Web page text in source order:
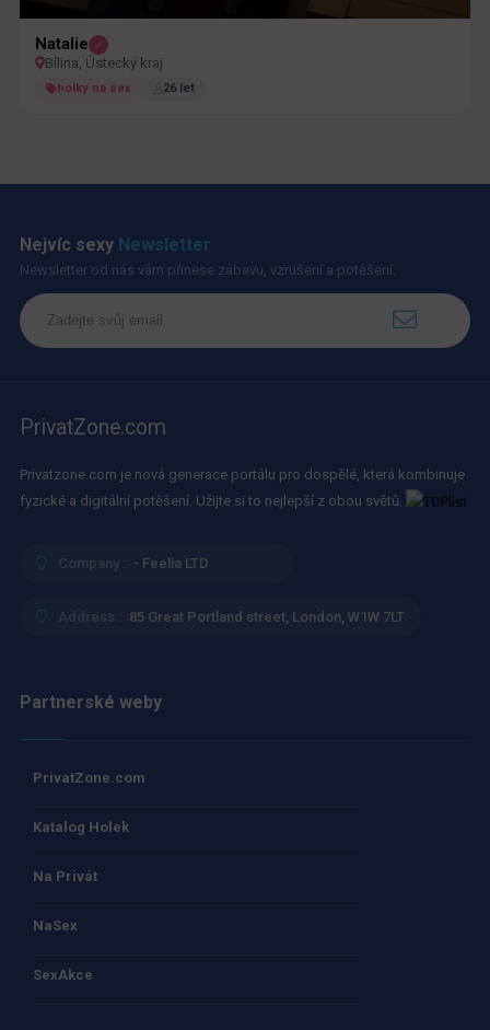
Natalie
Bílina, Ústecký kraj
holky na sex 26 let
Nejvíc sexy Newsletter
Newsletter od nás vám přinese zábavu, vzrušení a potěšení.
PrivatZone.com
Privatzone.com je nová generace portálu pro dospělé, která kombinuje
fyzické a digitální potěšení. Užijte si to nejlepší z obou světů.
Company : - Feelia LTD
Address : 85 Great Portland street, London, W1W 7LT
Partnerské weby
PrivatZone.com
Katalog Holek
Na Privát
NaSex
SexAkce